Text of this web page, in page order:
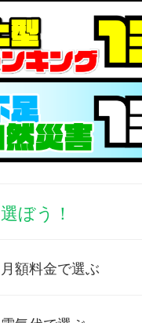
選ぼう！
月額料金で選ぶ